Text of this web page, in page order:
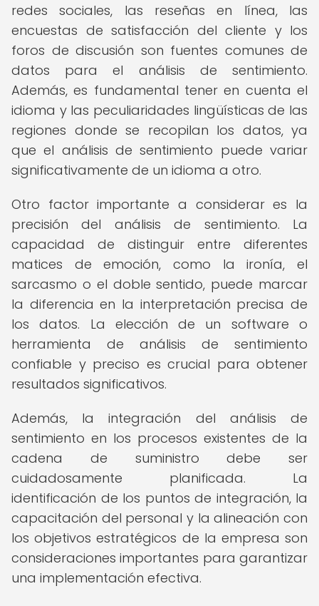
redes sociales, las reseñas en línea, las
encuestas de satisfacción del cliente y los
foros de discusión son fuentes comunes de
datos para el análisis de sentimiento.
Además, es fundamental tener en cuenta el
idioma y las peculiaridades lingüísticas de las
regiones donde se recopilan los datos, ya
que el análisis de sentimiento puede variar
significativamente de un idioma a otro.
Otro factor importante a considerar es la
precisión del análisis de sentimiento. La
capacidad de distinguir entre diferentes
matices de emoción, como la ironía, el
sarcasmo o el doble sentido, puede marcar
la diferencia en la interpretación precisa de
los datos. La elección de un software o
herramienta de análisis de sentimiento
confiable y preciso es crucial para obtener
resultados significativos.
Además, la integración del análisis de
sentimiento en los procesos existentes de la
cadena de suministro debe ser
cuidadosamente planificada. La
identificación de los puntos de integración, la
capacitación del personal y la alineación con
los objetivos estratégicos de la empresa son
consideraciones importantes para garantizar
una implementación efectiva.